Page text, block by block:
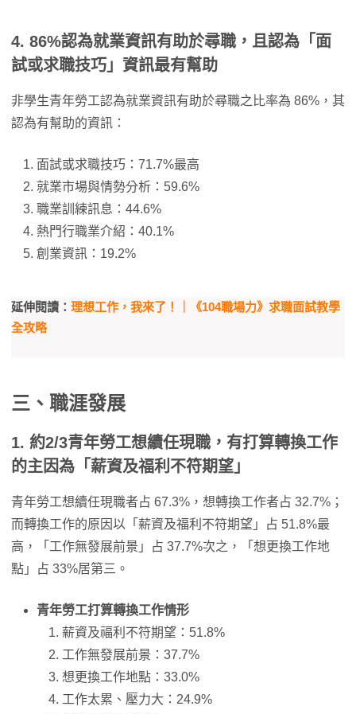
4. 86%認為就業資訊有助於尋職，且認為「面
試或求職技巧」資訊最有幫助
非學生青年勞工認為就業資訊有助於尋職之比率為 86%，其
認為有幫助的資訊：
面試或求職技巧：71.7%最高
就業市場與情勢分析：59.6%
職業訓練訊息：44.6%
熱門行職業介紹：40.1%
創業資訊：19.2%
延伸閱讀： 理想工作，我來了！｜《104職場力》求職面試教學
全攻略
三、職涯發展
1. 約2/3青年勞工想續任現職，有打算轉換工作
的主因為「薪資及福利不符期望」
青年勞工想續任現職者占 67.3%，想轉換工作者占 32.7%；
而轉換工作的原因以「薪資及福利不符期望」占 51.8%最
高，「工作無發展前景」占 37.7%次之，「想更換工作地
點」占 33%居第三。
青年勞工打算轉換工作情形
薪資及福利不符期望：51.8%
工作無發展前景：37.7%
想更換工作地點：33.0%
工作太累、壓力大：24.9%